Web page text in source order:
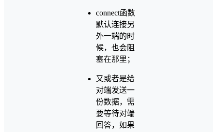
connect函数
默认连接另
外一端的时
候，也会阻
塞在那里；
又或者是给
对端发送一
份数据，需
要等待对端
回答，如果